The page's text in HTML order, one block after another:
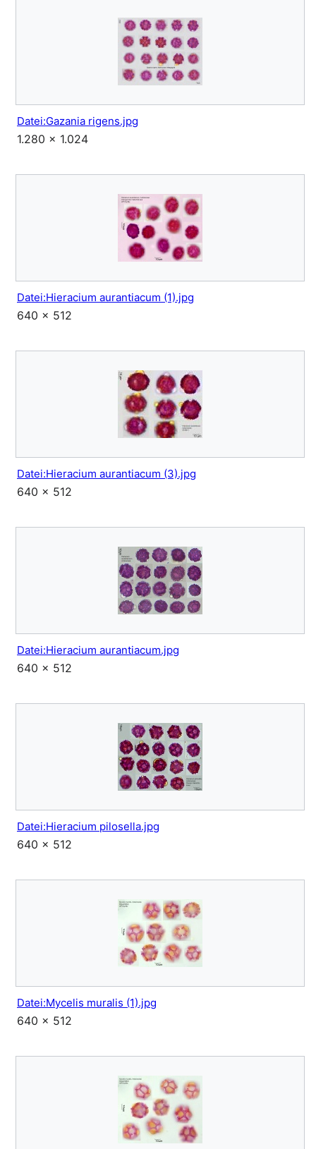
Datei:Gazania rigens.jpg
1.280 × 1.024
Datei:Hieracium aurantiacum (1).jpg
640 × 512
Datei:Hieracium aurantiacum (3).jpg
640 × 512
Datei:Hieracium aurantiacum.jpg
640 × 512
Datei:Hieracium pilosella.jpg
640 × 512
Datei:Mycelis muralis (1).jpg
640 × 512